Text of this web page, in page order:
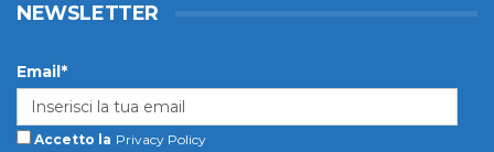
NEWSLETTER
Email*
Accetto la Privacy Policy